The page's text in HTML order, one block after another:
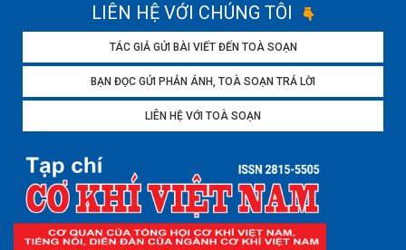
LIÊN HỆ VỚI CHÚNG TÔI
TÁC GIẢ GỬI BÀI VIẾT ĐẾN TOÀ SOẠN
BẠN ĐỌC GỬI PHẢN ÁNH, TOÀ SOẠN TRẢ LỜI
LIÊN HỆ VỚI TOÀ SOẠN